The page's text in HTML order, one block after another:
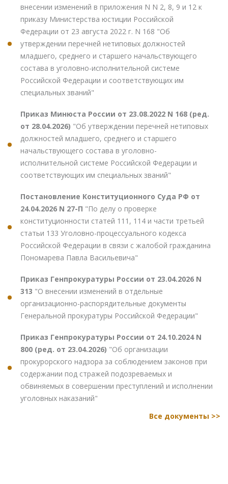
внесении изменений в приложения N N 2, 8, 9 и 12 к
приказу Министерства юстиции Российской
Федерации от 23 августа 2022 г. N 168 "Об
утверждении перечней нетиповых должностей
младшего, среднего и старшего начальствующего
состава в уголовно-исполнительной системе
Российской Федерации и соответствующих им
специальных званий"
Приказ Минюста России от 23.08.2022 N 168 (ред.
от 28.04.2026) "Об утверждении перечней нетиповых
должностей младшего, среднего и старшего
начальствующего состава в уголовно-
исполнительной системе Российской Федерации и
соответствующих им специальных званий"
Постановление Конституционного Суда РФ от
24.04.2026 N 27-П "По делу о проверке
конституционности статей 111, 114 и части третьей
статьи 133 Уголовно-процессуального кодекса
Российской Федерации в связи с жалобой гражданина
Пономарева Павла Васильевича"
Приказ Генпрокуратуры России от 23.04.2026 N
313 "О внесении изменений в отдельные
организационно-распорядительные документы
Генеральной прокуратуры Российской Федерации"
Приказ Генпрокуратуры России от 24.10.2024 N
800 (ред. от 23.04.2026) "Об организации
прокурорского надзора за соблюдением законов при
содержании под стражей подозреваемых и
обвиняемых в совершении преступлений и исполнении
уголовных наказаний"
Все документы >>